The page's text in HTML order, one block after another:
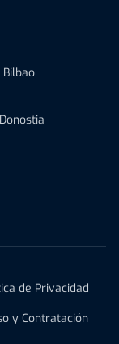
de Privacidad
y Contratación